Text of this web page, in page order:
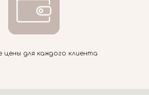
цены для каждого клиента